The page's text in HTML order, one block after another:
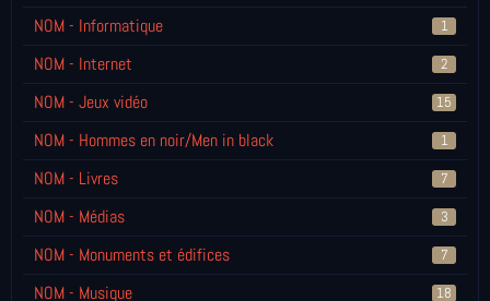
NOM - Informatique 1
NOM - Internet 2
NOM - Jeux vidéo 15
NOM - Hommes en noir/Men in black 1
NOM - Livres 7
NOM - Médias 3
NOM - Monuments et édifices 7
NOM - Musique 18